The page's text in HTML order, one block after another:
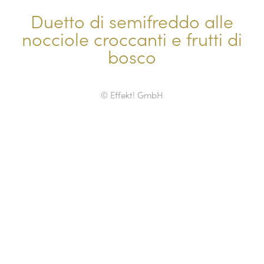
Duetto di semifreddo alle
nocciole croccanti e frutti di
bosco
© Effekt! GmbH